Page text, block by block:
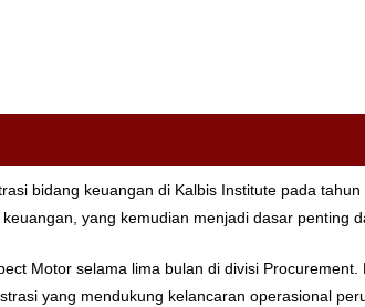
bidang keuangan di Kalbis Institute pada
yang kemudian menjadi dasar penting
Motor selama lima bulan di divisi
yang mendukung kelancaran operasional